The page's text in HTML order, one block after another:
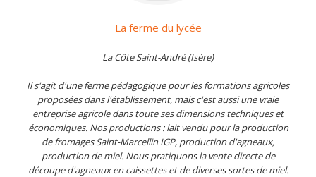
La ferme du lycée
La Côte Saint-André (Isère)
Il s'agit d'une ferme pédagogique pour les formations agricoles
proposées dans l'établissement, mais c'est aussi une vraie
entreprise agricole dans toute ses dimensions techniques et
économiques. Nos productions : lait vendu pour la production
de fromages Saint-Marcellin IGP, production d'agneaux,
production de miel. Nous pratiquons la vente directe de
découpe d'agneaux en caissettes et de diverses sortes de miel.